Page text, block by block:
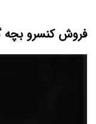
فروش کنسرو بچه